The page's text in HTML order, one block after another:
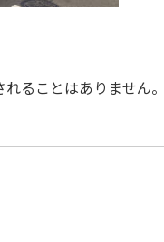
ることはありません。